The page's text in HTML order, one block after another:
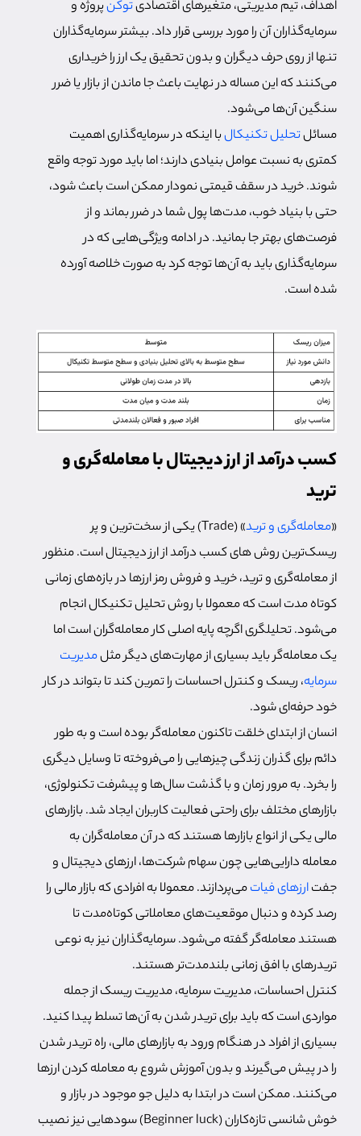
اهداف، تیم مدیریتی، متغیرهای اقتصادیتوکنپروژه و
سرمایه‌گذاران آن را مورد بررسی قرار داد. بیشتر سرمایه‌گذاران
تنها از روی حرف دیگران و بدون تحقیق یک ارز را خریداری
می‌کنند که این مساله در نهایت باعث جا ماندن از بازار یا ضرر
سنگین آن‌ها می‌شود.
مسائلتحلیل تکنیکالبا اینکه در سرمایه‌گذاری اهمیت
کمتری به نسبت عوامل بنیادی دارند؛ اما باید مورد توجه واقع
شوند. خرید در سقف قیمتی نمودار ممکن است باعث شود،
حتی با بنیاد خوب، مدت‌ها پول شما در ضرر بماند و از
فرصت‌های بهتر جا بمانید. در ادامه ویژگی‌هایی که در
سرمایه‌گذاری باید به آن‌ها توجه کرد به صورت خلاصه آورده
شده است.
کسب درآمد از ارز دیجیتال با معامله‌گری و
ترید
«معامله‌گری و ترید
» (Trade) یکی از سخت‌ترین و پر
ریسک‌ترین روش های کسب درآمد از ارز دیجیتال است. منظور
از معامله‌گری و ترید، خرید و فروش رمز ارزها در بازه‌های زمانی
کوتاه مدت است که معمولا با روش تحلیل تکنیکال انجام
می‌شود. تحلیلگری اگرچه پایه اصلی کار معامله‌گران است اما
یک معامله‌گر باید بسیاری از مهارت‌های دیگر مثلمدیریت
سرمایه، ریسک و کنترل احساسات را تمرین کند تا بتواند در کار
خود حرفه‌ای شود.
انسان از ابتدای خلقت تاکنون معامله‌گر بوده است و به طور
دائم برای گذران زندگی چیزهایی را می‌فروخته تا وسایل دیگری
را بخرد. به مرور زمان و با گذشت سال‌ها و پیشرفت تکنولوژی،
بازارهای مختلف برای راحتی فعالیت کاربران ایجاد شد. بازارهای
مالی یکی از انواع بازارها هستند که در آن معامله‌گران به
معامله دارایی‌هایی چون سهام شرکت‌ها، ارزهای دیجیتال و
جفتارزهای فیاتمی‌پردازند. معمولا به افرادی که بازار مالی را
رصد کرده و دنبال موقعیت‌های معاملاتی کوتاه‌مدت تا
هستند معامله‌گر گفته می‌شود. سرمایه‌گذاران نیز به نوعی
تریدرهای با افق زمانی بلند‌مدت‌تر هستند.
کنترل احساسات، مدیریت سرمایه، مدیریت ریسک از جمله
مواردی است که باید برای تریدر شدن به آن‌ها تسلط پیدا کنید.
بسیاری از افراد در هنگام ورود به بازارهای مالی، راه تریدر شدن
را در پیش می‌گیرند و بدون آموزش شروع به معامله کردن ارزها
می‌کنند. ممکن است در ابتدا به دلیل جو موجود در بازار و
خوش شانسی تازه‌کاران (Beginner luck) سودهایی نیز نصیب